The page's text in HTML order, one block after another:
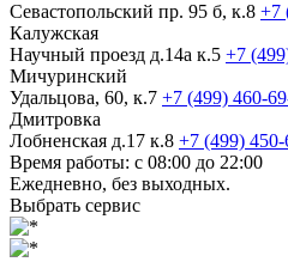
Севастопольский пр. 95 б, к.8 +7
Калужская
Научный проезд д.14а к.5 +7
Мичуринский
Удальцова, 60, к.7 +7 (499) 460-
Дмитровка
Лобненская д.17 к.8 +7 (499)
Время работы: с 08:00 до 22:00
Ежедневно, без выходных.
Выбрать сервис